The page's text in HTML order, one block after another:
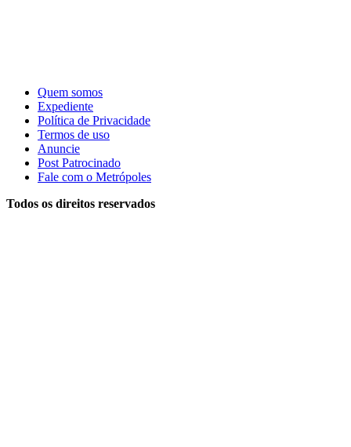
Quem somos
Expediente
Política de Privacidade
Termos de uso
Anuncie
Post Patrocinado
Fale com o Metrópoles
Todos os direitos reservados